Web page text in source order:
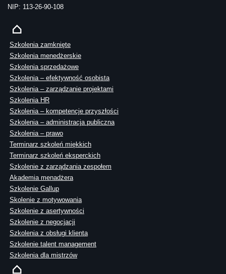
NIP: 113-26-90-108
Szkolenia zamknięte
Szkolenia menedżerskie
Szkolenia sprzedażowe
Szkolenia – efektywność osobista
Szkolenia – zarządzanie projektami
Szkolenia HR
Szkolenia – kompetencje przyszłości
Szkolenia – administracja publiczna
Szkolenia – prawo
Terminarz szkoleń miękkich
Terminarz szkoleń eksperckich
Szkolenie z zarządzania zespołem
Akademia menadżera
Szkolenie Gallup
Skolenie z motywowania
Szkolenie z asertywności
Szkolenie z negocjacji
Szkolenia z obsługi klienta
Szkolenie talent management
Szkolenia dla mistrzów